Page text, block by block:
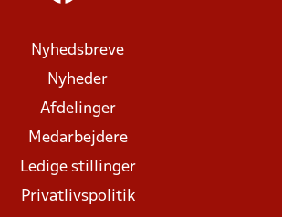
Nyhedsbreve
Nyheder
Afdelinger
Medarbejdere
Ledige stillinger
Privatlivspolitik